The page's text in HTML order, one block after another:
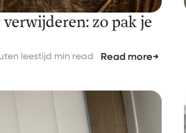
zo pak je
leestijd min read Read more→